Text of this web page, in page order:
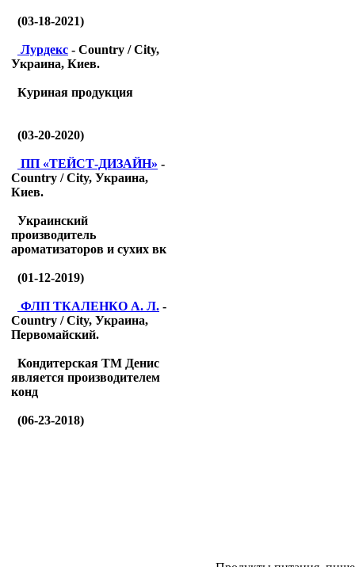
(03-18-2021)
Лурдекс - Country / City,
Украина, Киев.
Куриная продукция
(03-20-2020)
ПП «ТЕЙСТ-ДИЗАЙН» -
Country / City, Украина,
Киев.
Украинский
производитель
ароматизаторов и сухих вк
(01-12-2019)
ФЛП ТКАЛЕНКО А. Л. -
Country / City, Украина,
Первомайский.
Кондитерская ТМ Денис
является производителем
конд
(06-23-2018)